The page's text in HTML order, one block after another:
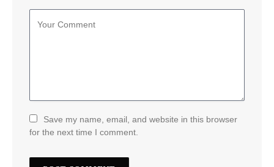
Save my name, email, and website in this browser
for the next time I comment.